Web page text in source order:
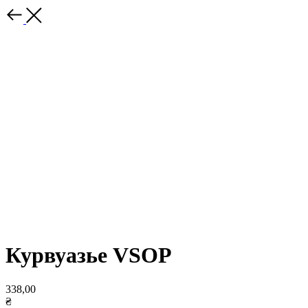
Курвуазье VSOP
338,00
₴